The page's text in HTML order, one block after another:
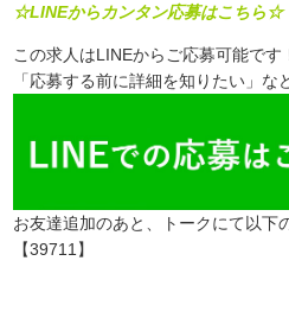
☆LINEからカンタン応募はこちら☆
この求人はLINEからご応募可能です
「応募する前に詳細を知りたい」な
お友達追加のあと、トークにて以下
【39711】